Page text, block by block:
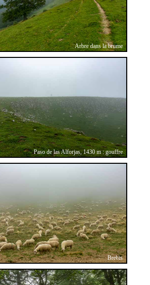
Arbre dans la brume
Paso de las Alforjas, 1430 m : gouffre
Brebis